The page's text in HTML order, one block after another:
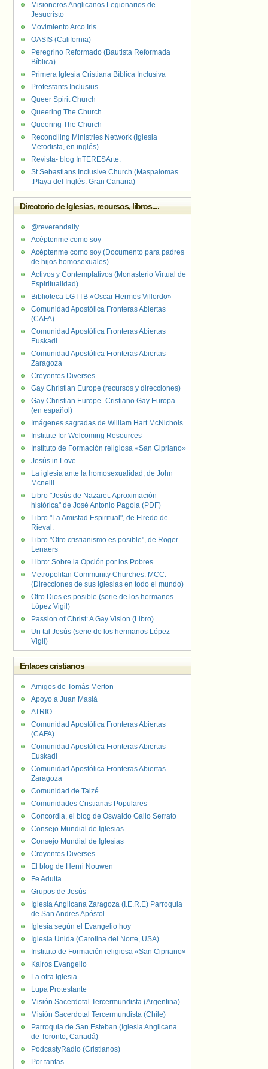
Misioneros Anglicanos Legionarios de
Jesucristo
Movimiento Arco Iris
OASIS (California)
Peregrino Reformado (Bautista Reformada
Bíblica)
Primera Iglesia Cristiana Bíblica Inclusiva
Protestants Inclusius
Queer Spirit Church
Queering The Church
Queering The Church
Reconciling Ministries Network (Iglesia
Metodista, en inglés)
Revista- blog InTERESArte.
St Sebastians Inclusive Church (Maspalomas
.Playa del Inglés. Gran Canaria)
Directorio de Iglesias, recursos, libros....
@reverendally
Acéptenme como soy
Acéptenme como soy (Documento para padres
de hijos homosexuales)
Activos y Contemplativos (Monasterio Virtual de
Espiritualidad)
Biblioteca LGTTB «Oscar Hermes Villordo»
Comunidad Apostólica Fronteras Abiertas
(CAFA)
Comunidad Apostólica Fronteras Abiertas
Euskadi
Comunidad Apostólica Fronteras Abiertas
Zaragoza
Creyentes Diverses
Gay Christian Europe (recursos y direcciones)
Gay Christian Europe- Cristiano Gay Europa
(en español)
Imágenes sagradas de William Hart McNichols
Institute for Welcoming Resources
Instituto de Formación religiosa «San Cipriano»
Jesús in Love
La iglesia ante la homosexualidad, de John
Mcneill
Libro "Jesús de Nazaret. Aproximación
histórica" de José Antonio Pagola (PDF)
Libro "La Amistad Espiritual", de Elredo de
Rieval.
Libro "Otro cristianismo es posible", de Roger
Lenaers
Libro: Sobre la Opción por los Pobres.
Metropolitan Community Churches. MCC.
(Direcciones de sus iglesias en todo el mundo)
Otro Dios es posible (serie de los hermanos
López Vigil)
Passion of Christ: A Gay Vision (Libro)
Un tal Jesús (serie de los hermanos López
Vigil)
Enlaces cristianos
Amigos de Tomás Merton
Apoyo a Juan Masiá
ATRIO
Comunidad Apostólica Fronteras Abiertas
(CAFA)
Comunidad Apostólica Fronteras Abiertas
Euskadi
Comunidad Apostólica Fronteras Abiertas
Zaragoza
Comunidad de Taizé
Comunidades Cristianas Populares
Concordia, el blog de Oswaldo Gallo Serrato
Consejo Mundial de Iglesias
Consejo Mundial de Iglesias
Creyentes Diverses
El blog de Henri Nouwen
Fe Adulta
Grupos de Jesús
Iglesia Anglicana Zaragoza (I.E.R.E) Parroquia
de San Andres Apóstol
Iglesia según el Evangelio hoy
Iglesia Unida (Carolina del Norte, USA)
Instituto de Formación religiosa «San Cipriano»
Kairos Evangelio
La otra Iglesia.
Lupa Protestante
Misión Sacerdotal Tercermundista (Argentina)
Misión Sacerdotal Tercermundista (Chile)
Parroquia de San Esteban (Iglesia Anglicana
de Toronto, Canadá)
PodcastyRadio (Cristianos)
Por tantas